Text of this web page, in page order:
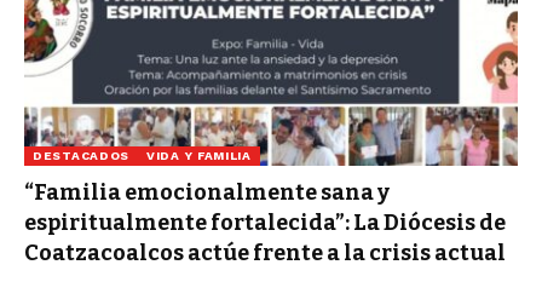
DESTACADOS VIDA Y FAMILIA
“Familia emocionalmente sana y
espiritualmente fortalecida”: La Diócesis de
Coatzacoalcos actúe frente a la crisis actual